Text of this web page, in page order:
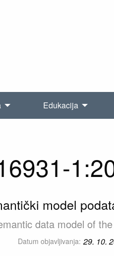
Edukacija
model
data model of
Datum objavljivanja: 29. 10.